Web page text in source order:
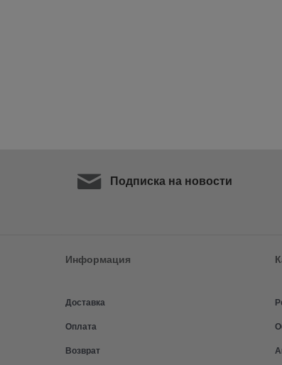
Подписка на новости
Информация
Доставка
Оплата
Возврат